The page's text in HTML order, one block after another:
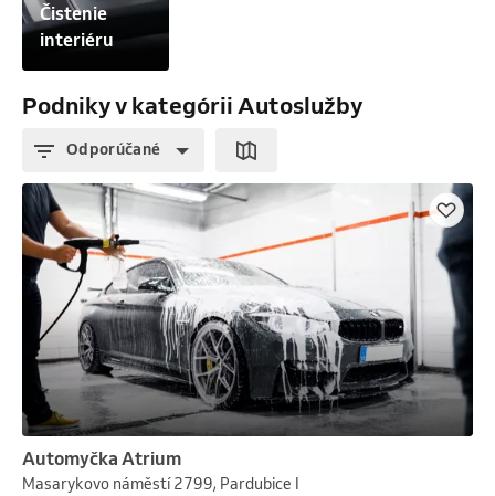
Čistenie
interiéru
Podniky v kategórii Autoslužby
Odporúčané
Automyčka Atrium
Masarykovo náměstí 2799, Pardubice I